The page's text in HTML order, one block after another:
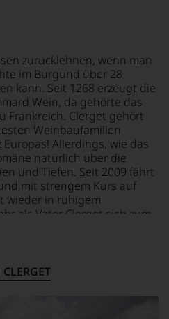
zurücklehnen, wenn man
im Burgund über 28
kann. Seit 1268 erzeugt die
Wein, da gehörte das
Frankreich. Clerget gehört
Weinbaufamilien
Allerdings, wie das
natürlich über die
und Tiefen. Seit 2009 fährt
mit strengem Kurs auf
wieder in ruhigem
als Vater Clerget sich zum
Thibaud das Ruder